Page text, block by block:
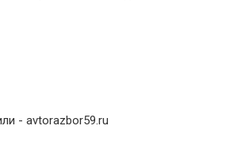
- avtorazbor59.ru